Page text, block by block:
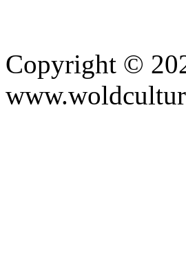
Copyright ©